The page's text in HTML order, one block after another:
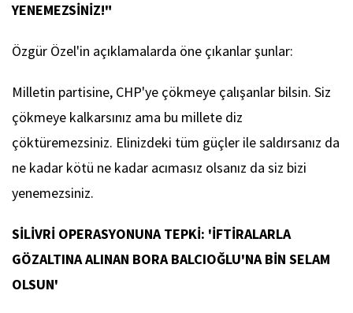
YENEMEZSİNİZ!"
Özgür Özel'in açıklamalarda öne çıkanlar şunlar:
Milletin partisine, CHP'ye çökmeye çalışanlar bilsin. Siz
çökmeye kalkarsınız ama bu millete diz
çöktüremezsiniz. Elinizdeki tüm güçler ile saldırsanız da
ne kadar kötü ne kadar acımasız olsanız da siz bizi
yenemezsiniz.
SİLİVRİ OPERASYONUNA TEPKİ: 'İFTİRALARLA
GÖZALTINA ALINAN BORA BALCIOĞLU'NA BİN SELAM
OLSUN'